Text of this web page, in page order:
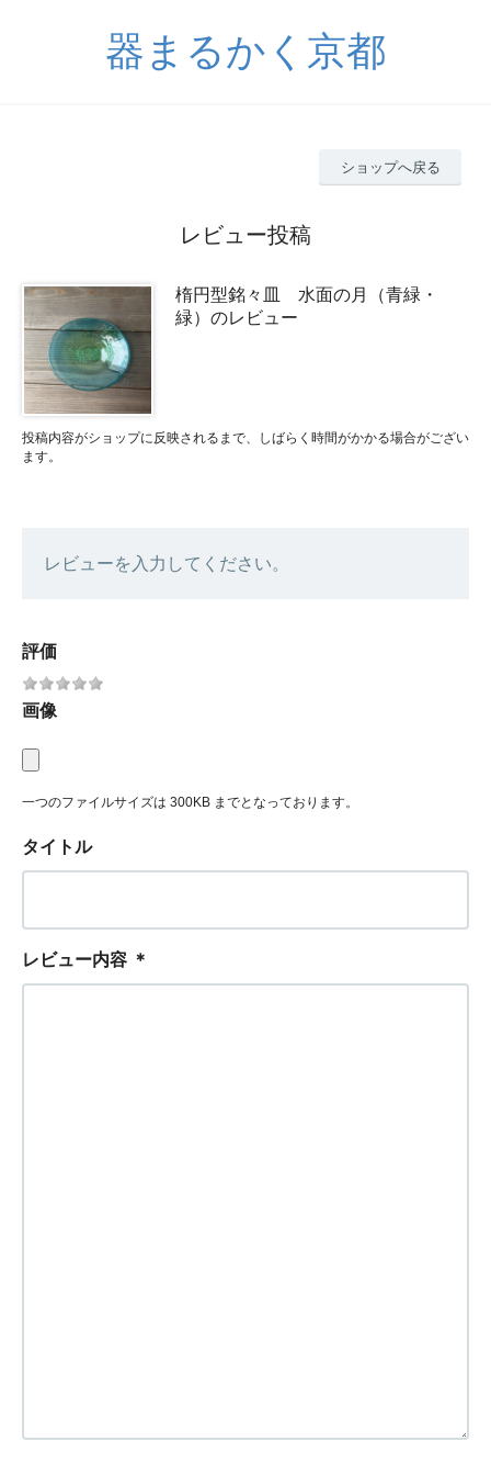
器まるかく京都
ショップへ戻る
レビュー投稿
楕円型銘々皿 水面の月（青緑・
緑）のレビュー
投稿内容がショップに反映されるまで、しばらく時間がかかる場合がござい
ます。
レビューを入力してください。
評価
画像
一つのファイルサイズは 300KB までとなっております。
タイトル
レビュー内容 ＊